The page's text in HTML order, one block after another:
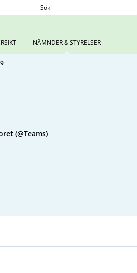
Sök
NÄMNDER & STYRELSER
(@Teams)